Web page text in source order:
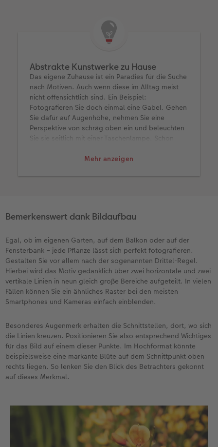
Mehr anzeigen
Abstrakte Kunstwerke zu Hause
Das eigene Zuhause ist ein Paradies für die Suche
nach Motiven. Auch wenn diese im Alltag meist
nicht offensichtlich sind. Ein Beispiel:
Fotografieren Sie doch einmal eine Gabel. Gehen
Sie dafür auf Augenhöhe, nehmen Sie eine
Perspektive von schräg oben ein und beleuchten
Sie sie seitlich mit einer Taschenlampe. Schon
interessanten, abstrakten Schatten eindrucksvoll
einfachen Flasche ein sehenswertes Kunstwerk.
Bemerkenswert dank Bildaufbau
Egal, ob im eigenen Garten, auf dem Balkon oder auf der
Fensterbank – jede Pflanze lässt sich perfekt fotografieren.
Gestalten Sie vor allem nach der sogenannten Drittel-Regel.
Hierbei wird das Motiv gedanklich über zwei horizontale und zwei
vertikale Linien in neun gleich große Bereiche aufgeteilt. In vielen
Fällen können Sie ein ähnliches Raster bei den meisten
Smartphones und Kameras einfach einblenden.
Besonderes Augenmerk erhalten die Schnittstellen, dort, wo sich
die Linien kreuzen. Positionieren Sie also entsprechend Wichtiges
für das Bild auf einem dieser Punkte. Im Hochformat könnte
beispielsweise eine markante Blüte auf dem Schnittpunkt oben
rechts liegen. So lenken Sie den Blick des Betrachters gekonnt
auf dieses Merkmal.